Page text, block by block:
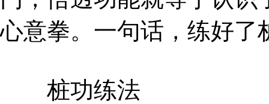
心意拳。一句话，练好了
桩功练法